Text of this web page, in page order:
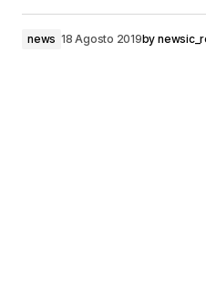
news 18 Agosto 2019by